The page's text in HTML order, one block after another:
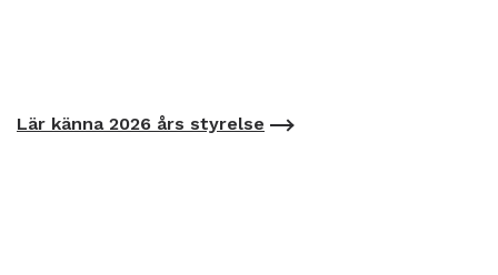
Lär känna 2026 års styrelse